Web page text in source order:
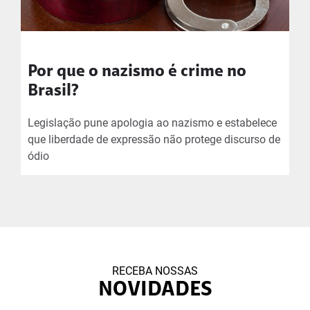
Por que o nazismo é crime no
Brasil?
Legislação pune apologia ao nazismo e estabelece
que liberdade de expressão não protege discurso de
ódio
RECEBA NOSSAS
NOVIDADES